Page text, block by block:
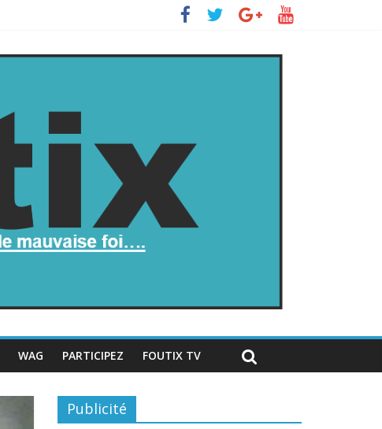
WAG PARTICIPEZ FOUTIX TV
Publicité